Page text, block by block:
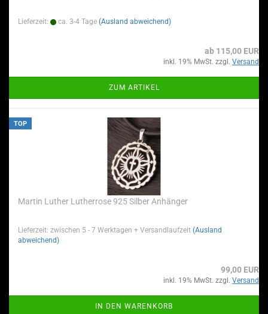
Lieferzeit: ca. 3-4 Tage (Ausland abweichend)
ab 115,00 EUR
inkl. 19% MwSt. zzgl. Versand
ZUM ARTIKEL
TOP
Martin Luther Lutherrose 925 Silber Anhänger
Lieferzeit: zwischen 5 - 7 Werktagen + Versandlaufzeit (Ausland
abweichend)
99,00 EUR
inkl. 19% MwSt. zzgl. Versand
IN DEN WARENKORB